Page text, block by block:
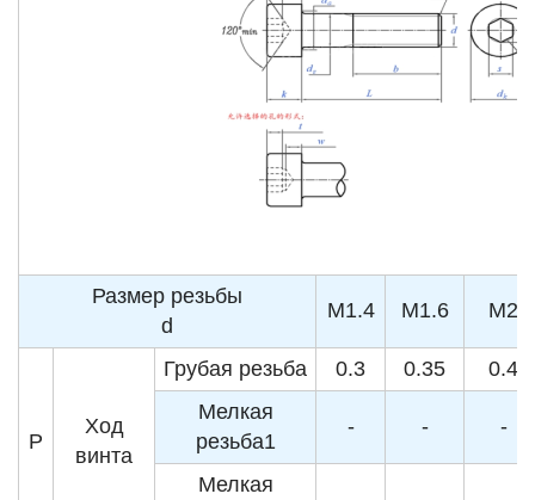
Размер резьбы
d
M1.4 M1.6 M2
P
Ход
винта
Грубая резьба 0.3 0.35
0.4
Мелкая
резьба1
- - -
Мелкая